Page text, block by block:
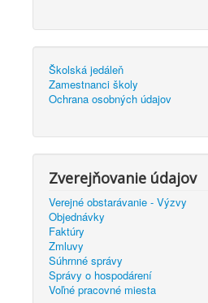
Školská jedáleň
Zamestnanci školy
Ochrana osobných údajov
Zverejňovanie údajov
Verejné obstarávanie - Výzvy
Objednávky
Faktúry
Zmluvy
Súhrnné správy
Správy o hospodárení
Voľné pracovné miesta